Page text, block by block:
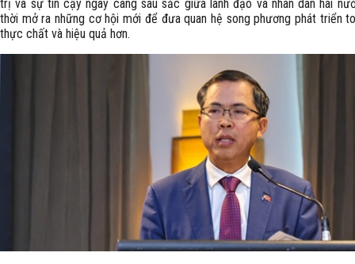
trị và sự tin cậy ngày càng sâu sắc giữa lãnh đạo và nhân dân hai
thời mở ra những cơ hội mới để đưa quan hệ song phương phát triển
thực chất và hiệu quả hơn.